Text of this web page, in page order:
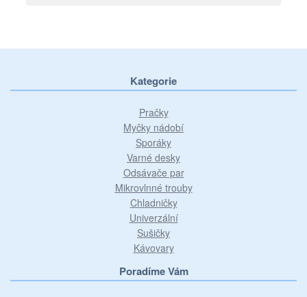
Kategorie
Pračky
Myčky nádobí
Sporáky
Varné desky
Odsávače par
Mikrovlnné trouby
Chladničky
Univerzální
Sušičky
Kávovary
Poradíme Vám